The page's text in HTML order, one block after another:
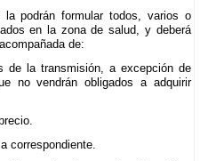
podrán formular todos, varios o
en la zona de salud, y deberá
de:
de la transmisión, a excepción de
no vendrán obligados a adquirir
correspondiente.